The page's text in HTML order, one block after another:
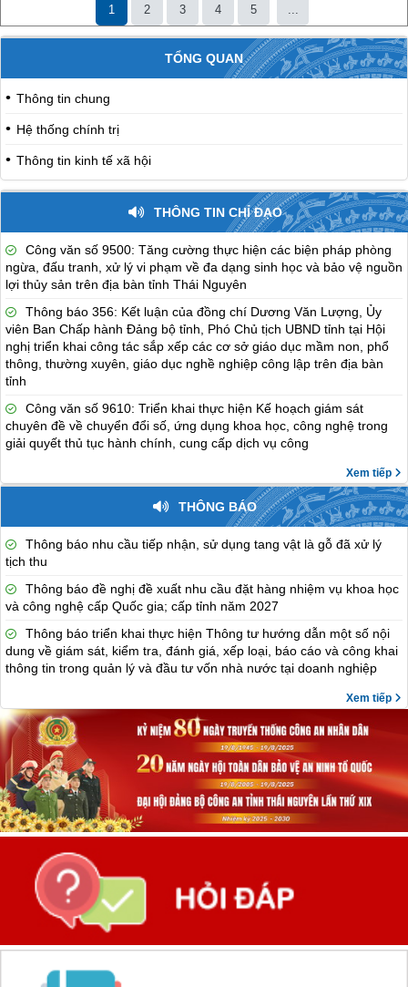
1 2 3 4 5 ...
TỔNG QUAN
Thông tin chung
Hệ thống chính trị
Thông tin kinh tế xã hội
THÔNG TIN CHỈ ĐẠO
Công văn số 9500: Tăng cường thực hiện các biện pháp phòng
ngừa, đấu tranh, xử lý vi phạm về đa dạng sinh học và bảo vệ nguồn
lợi thủy sản trên địa bàn tỉnh Thái Nguyên
Thông báo 356: Kết luận của đồng chí Dương Văn Lượng, Ủy
viên Ban Chấp hành Đảng bộ tỉnh, Phó Chủ tịch UBND tỉnh tại Hội
nghị triển khai công tác sắp xếp các cơ sở giáo dục mầm non, phổ
thông, thường xuyên, giáo dục nghề nghiệp công lập trên địa bàn
tỉnh
Công văn số 9610: Triển khai thực hiện Kế hoạch giám sát
chuyên đề về chuyển đổi số, ứng dụng khoa học, công nghệ trong
giải quyết thủ tục hành chính, cung cấp dịch vụ công
Xem tiếp
THÔNG BÁO
Thông báo nhu cầu tiếp nhận, sử dụng tang vật là gỗ đã xử lý
tịch thu
Thông báo đề nghị đề xuất nhu cầu đặt hàng nhiệm vụ khoa học
và công nghệ cấp Quốc gia; cấp tỉnh năm 2027
Thông báo triển khai thực hiện Thông tư hướng dẫn một số nội
dung về giám sát, kiểm tra, đánh giá, xếp loại, báo cáo và công khai
thông tin trong quản lý và đầu tư vốn nhà nước tại doanh nghiệp
Xem tiếp